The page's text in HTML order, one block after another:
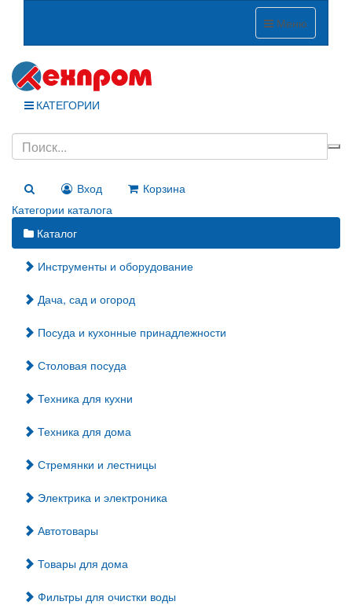
Меню
КАТЕГОРИИ
Вход
Корзина
Категории каталога
Каталог
Инструменты и оборудование
Дача, сад и огород
Посуда и кухонные принадлежности
Столовая посуда
Техника для кухни
Техника для дома
Стремянки и лестницы
Электрика и электроника
Автотовары
Товары для дома
Фильтры для очистки воды